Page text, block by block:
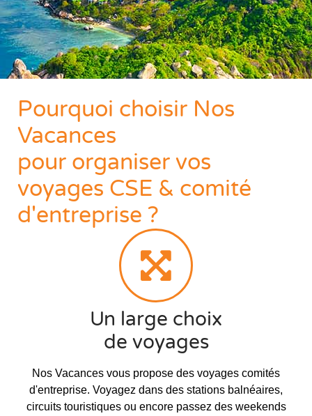
Pourquoi choisir Nos
Vacances
pour organiser vos
voyages CSE & comité
d'entreprise ?
Un large choix
de voyages
Nos Vacances vous propose des voyages comités
d'entreprise. Voyagez dans des stations balnéaires,
circuits touristiques ou encore passez des weekends